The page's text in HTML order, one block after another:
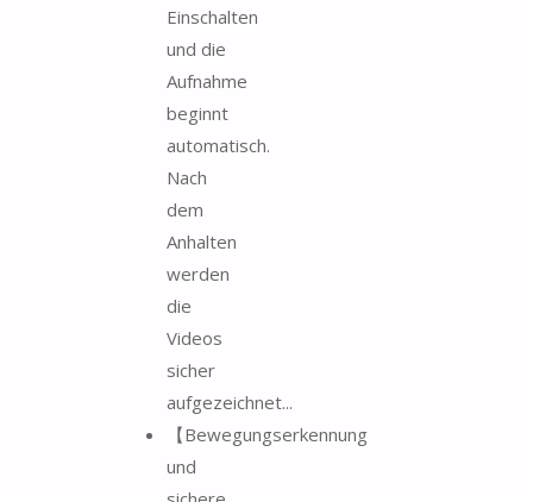
Einschalten
und die
Aufnahme
beginnt
automatisch.
Nach
dem
Anhalten
werden
die
Videos
sicher
aufgezeichnet...
【Bewegungserkennung
und